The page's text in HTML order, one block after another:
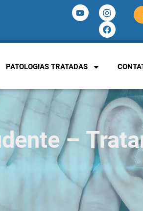
PATOLOGIAS TRATADAS
–